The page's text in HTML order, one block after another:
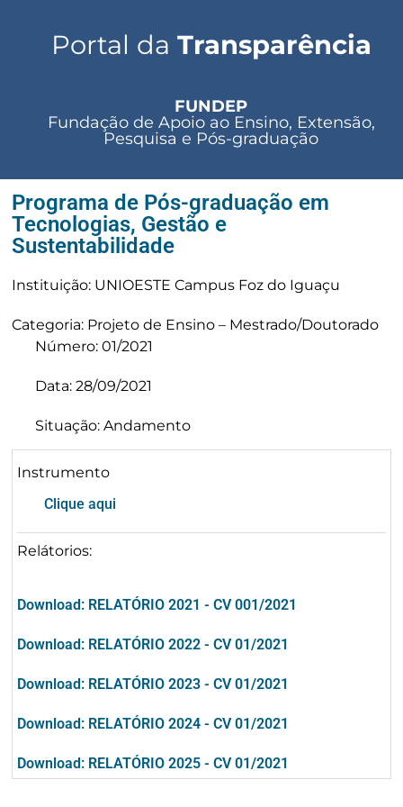
Portal da Transparência
FUNDEP
Fundação de Apoio ao Ensino, Extensão,
Pesquisa e Pós-graduação
Programa de Pós-graduação em
Tecnologias, Gestão e
Sustentabilidade
Instituição: UNIOESTE Campus Foz do Iguaçu
Categoria: Projeto de Ensino – Mestrado/Doutorado
Número: 01/2021
Data: 28/09/2021
Situação: Andamento
Instrumento
Clique aqui
Relátorios:
Download: RELATÓRIO 2021 - CV 001/2021
Download: RELATÓRIO 2022 - CV 01/2021
Download: RELATÓRIO 2023 - CV 01/2021
Download: RELATÓRIO 2024 - CV 01/2021
Download: RELATÓRIO 2025 - CV 01/2021